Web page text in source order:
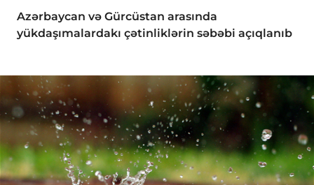
Azərbaycan və Gürcüstan arasında
yükdaşımalardakı çətinliklərin səbəbi açıqlanıb